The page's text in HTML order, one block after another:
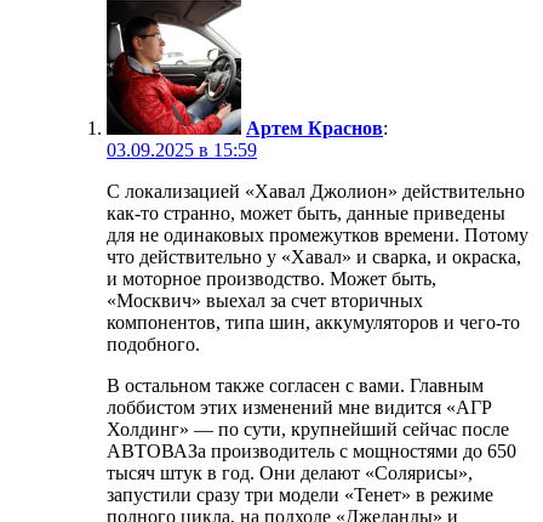
Артем Краснов:
03.09.2025 в 15:59
С локализацией «Хавал Джолион» действительно
как-то странно, может быть, данные приведены
для не одинаковых промежутков времени. Потому
что действительно у «Хавал» и сварка, и окраска,
и моторное производство. Может быть,
«Москвич» выехал за счет вторичных
компонентов, типа шин, аккумуляторов и чего-то
подобного.
В остальном также согласен с вами. Главным
лоббистом этих изменений мне видится «АГР
Холдинг» — по сути, крупнейший сейчас после
АВТОВАЗа производитель с мощностями до 650
тысяч штук в год. Они делают «Солярисы»,
запустили сразу три модели «Тенет» в режиме
полного цикла, на подходе «Джеланды» и